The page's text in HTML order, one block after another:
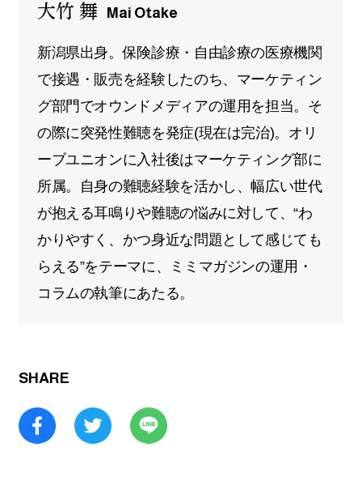
大竹 舞 Mai Otake
新潟県出身。保険診療・自由診療の医療機関
で接遇・販売を経験したのち、マーケティン
グ部門でオウンドメディアの運用を担当。そ
の際に突発性難聴を発症(現在は完治)。オリ
ーブユニオンに入社後はマーケティング部に
所属。自身の難聴経験を活かし、幅広い世代
が抱える耳鳴りや難聴の悩みに対して、“わ
かりやすく、かつ身近な問題として感じても
らえる”をテーマに、ミミマガジンの運用・
コラムの執筆にあたる。
SHARE